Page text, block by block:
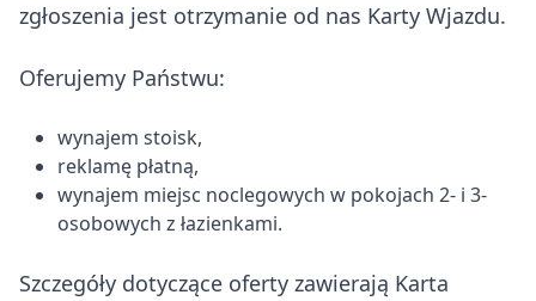
zgłoszenia jest otrzymanie od nas Karty Wjazdu.
Oferujemy Państwu:
wynajem stoisk,
reklamę płatną,
wynajem miejsc noclegowych w pokojach 2- i 3-
osobowych z łazienkami.
Szczegóły dotyczące oferty zawierają Karta